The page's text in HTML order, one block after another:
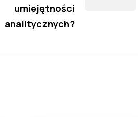
umiejętności
analitycznych?